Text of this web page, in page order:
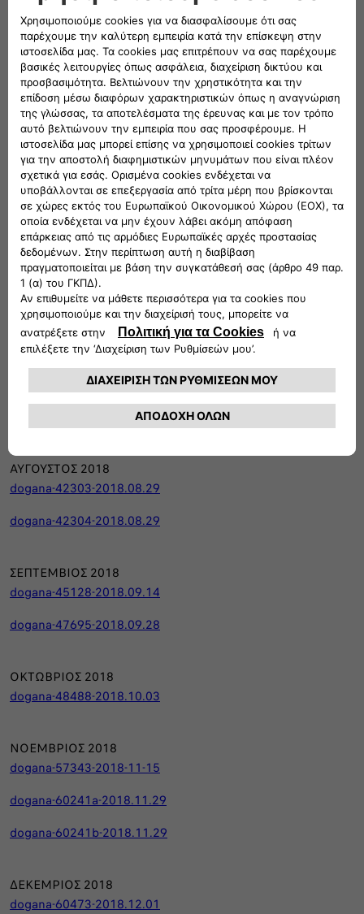
ΑΠΡΙΛΙΟΣ 2018
dogana-18789a-2018.04.13
dogana-18789b-2018.04.13
dogana-19019-2018.04.17
ΜΑΙΟΣ 2018
dogana-22442-2018.05.08
dogana-26405-2018.05.31
ΙΟΥΝΙΟΣ 2018
dogana-28059-2018.06.07
dogana-31130-2018.06.25
ΙΟΥΛΙΟΣ 2018
dogana-34042-2018.07.10
dogana-38369a-2018.07.31
dogana-38369b-2018.07.31
ΑΥΓΟΥΣΤΟΣ 2018
dogana-42303-2018.08.29
dogana-42304-2018.08.29
ΣΕΠΤΕΜΒΙΟΣ 2018
dogana-45128-2018.09.14
dogana-47695-2018.09.28
ΟΚΤΩΒΡΙΟΣ 2018
dogana-48488-2018.10.03
ΝΟΕΜΒΡΙΟΣ 2018
dogana-57343-2018-11-15
dogana-60241a-2018.11.29
dogana-60241b-2018.11.29
ΔΕΚΕΜΡΙΟΣ 2018
dogana-60473-2018.12.01